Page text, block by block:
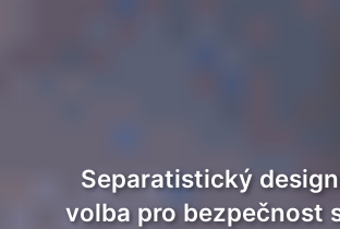
Separatistický
volba pro bezpečnost